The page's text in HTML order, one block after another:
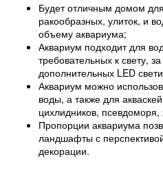
Будет отличным домом
ракообразных, улиток, и
объему аквариума;
Аквариум подходит для
требовательных к свету,
дополнительных LED
Аквариум можно
воды, а также для
цихлидников, псевдоморя,
Пропорции аквариума
ландшафты с
декорации.